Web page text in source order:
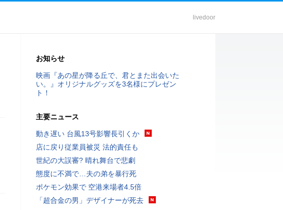
livedoor
お知らせ
映画『あの星が降る丘で、君とまた出会いた
い。』オリジナルグッズを3名様にプレゼン
ト！
主要ニュース
動き遅い 台風13号影響長引くか
店に戻り従業員被災 法的責任も
世紀の大誤審? 晴れ舞台で悲劇
態度に不満で…夫の弟を暴行死
ポケモン効果で 空港来場者4.5倍
「超合金の男」デザイナーが死去